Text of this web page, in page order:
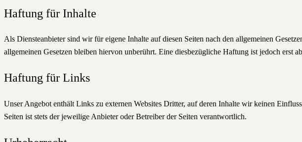
Haftung für Inhalte
Als Diensteanbieter sind wir für eigene Inhalte auf diesen Seiten nach den allgemeinen
allgemeinen Gesetzen bleiben hiervon unberührt. Eine diesbezügliche Haftung ist jedoch erst
Haftung für Links
Unser Angebot enthält Links zu externen Websites Dritter, auf deren Inhalte wir keinen
Seiten ist stets der jeweilige Anbieter oder Betreiber der Seiten verantwortlich.